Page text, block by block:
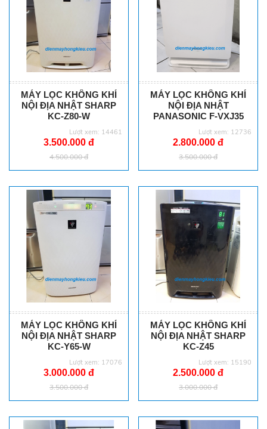
MÁY LỌC KHÔNG KHÍ
NỘI ĐỊA NHẬT SHARP
KC-Z80-W
Lượt xem: 14461
3.500.000 đ
4.500.000 đ
MÁY LỌC KHÔNG KHÍ
NỘI ĐỊA NHẬT
PANASONIC F-VXJ35
Lượt xem: 12736
2.800.000 đ
3.500.000 đ
MÁY LỌC KHÔNG KHÍ
NỘI ĐỊA NHẬT SHARP
KC-Y65-W
Lượt xem: 17076
3.000.000 đ
3.500.000 đ
MÁY LỌC KHÔNG KHÍ
NỘI ĐỊA NHẬT SHARP
KC-Z45
Lượt xem: 15190
2.500.000 đ
3.000.000 đ